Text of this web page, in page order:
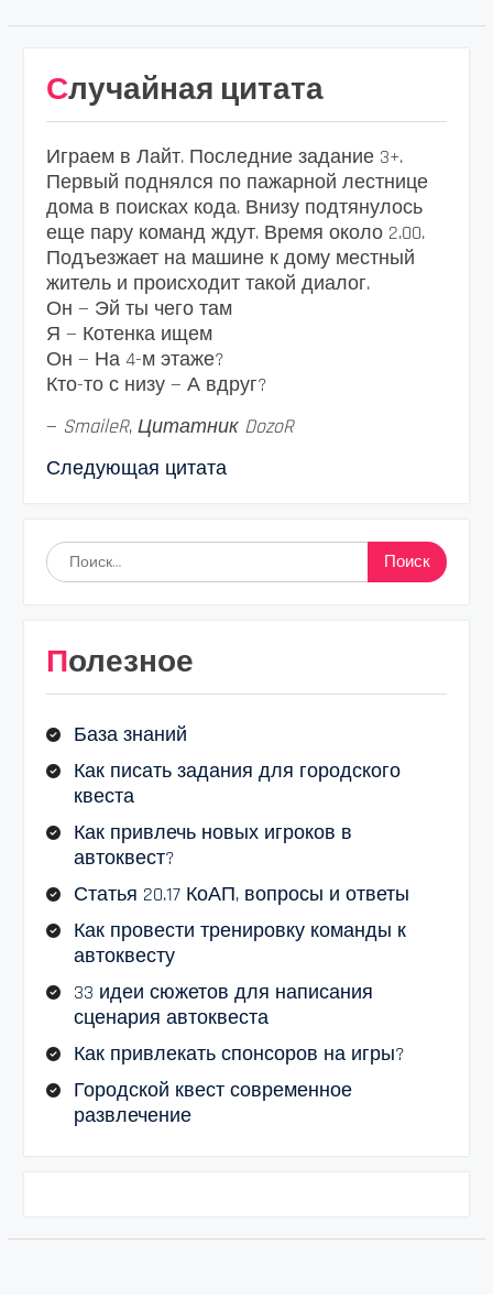
Случайная цитата
Играем в Лайт. Последние задание 3+.
Первый поднялся по пажарной лестнице
дома в поисках кода. Внизу подтянулось
еще пару команд ждут. Время около 2.00.
Подъезжает на машине к дому местный
житель и происходит такой диалог.
Он — Эй ты чего там
Я — Котенка ищем
Он — На 4-м этаже?
Кто-то с низу — А вдруг?
— SmaileR, Цитатник DozoR
Следующая цитата
Найти:
Полезное
База знаний
Как писать задания для городского
квеста
Как привлечь новых игроков в
автоквест?
Статья 20.17 КоАП, вопросы и ответы
Как провести тренировку команды к
автоквесту
33 идеи сюжетов для написания
сценария автоквеста
Как привлекать спонсоров на игры?
Городской квест современное
развлечение